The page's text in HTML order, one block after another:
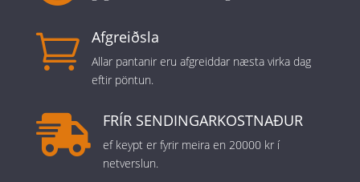
 Afgreiðsla
Allar pantanir eru afgreiddar næsta virka dag
eftir pöntun.
 FRÍR SENDINGARKOSTNAÐUR
ef keypt er fyrir meira en 20000 kr í
netverslun.